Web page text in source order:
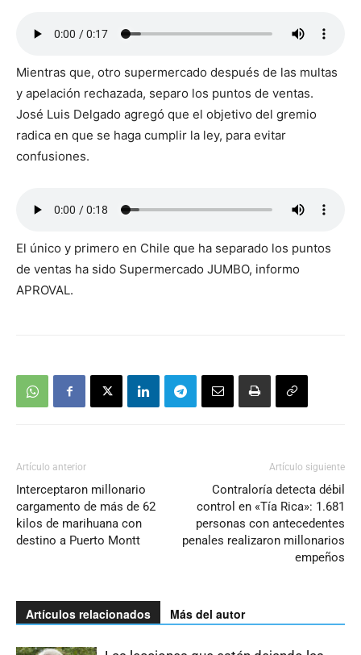
Mientras que, otro supermercado después de las multas
y apelación rechazada, separo los puntos de ventas.
José Luis Delgado agregó que el objetivo del gremio
radica en que se haga cumplir la ley, para evitar
confusiones.
El único y primero en Chile que ha separado los puntos
de ventas ha sido Supermercado JUMBO, informo
APROVAL.
Artículo anterior
Interceptaron millonario
cargamento de más de 62
kilos de marihuana con
destino a Puerto Montt
Artículo siguiente
Contraloría detecta débil
control en «Tía Rica»: 1.681
personas con antecedentes
penales realizaron millonarios
empeños
Artículos relacionados Más del autor